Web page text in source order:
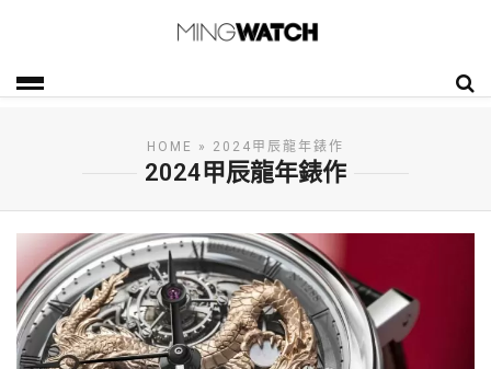
HOME » 2024甲辰龍年錶作
2024甲辰龍年錶作